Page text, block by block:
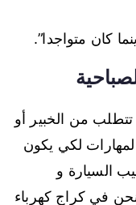
كان متواجدا”.
تتطلب من الخبير أو
المهارات لكي يكون
السيارة و
في كراج كهرباء